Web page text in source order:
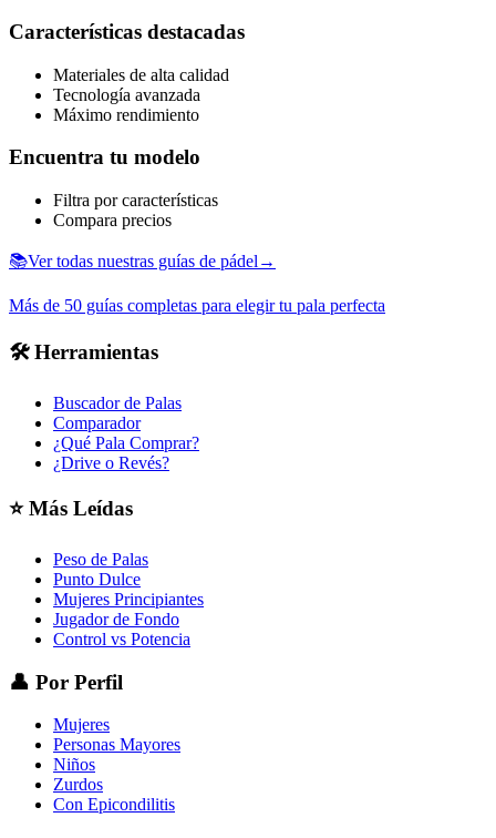
Características destacadas
Materiales de alta calidad
Tecnología avanzada
Máximo rendimiento
Encuentra tu modelo
Filtra por características
Compara precios
📚Ver todas nuestras guías de pádel →
Más de 50 guías completas para elegir tu pala perfecta
🛠️Herramientas
Buscador de Palas
Comparador
¿Qué Pala Comprar?
¿Drive o Revés?
⭐Más Leídas
Peso de Palas
Punto Dulce
Mujeres Principiantes
Jugador de Fondo
Control vs Potencia
👤 Por Perfil
Mujeres
Personas Mayores
Niños
Zurdos
Con Epicondilitis